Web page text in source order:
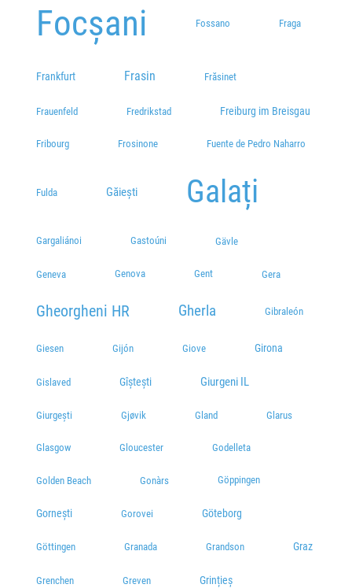
Focșani Fossano Fraga
Frankfurt Frasin Frăsinet
Frauenfeld Fredrikstad Freiburg im Breisgau
Fribourg Frosinone Fuente de Pedro Naharro
Fulda Găieşti Galați
Gargaliánoi Gastoúni Gävle
Geneva Genova Gent Gera
Gheorgheni HR Gherla Gibraleón
Giesen Gijón Giove Girona
Gislaved Gîștești Giurgeni IL
Giurgești Gjøvik Gland Glarus
Glasgow Gloucester Godelleta
Golden Beach Gonàrs Göppingen
Gornești Gorovei Göteborg
Göttingen Granada Grandson Graz
Grenchen Greven Grințieș